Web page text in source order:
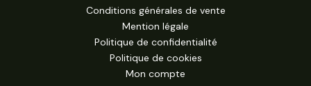
Conditions générales de vente
Mention légale
Politique de confidentialité
Politique de cookies
Mon compte